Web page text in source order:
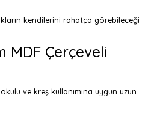
kendilerini rahatça görebileceği
MDF Çerçeveli
ve kreş kullanımına uygun uzun